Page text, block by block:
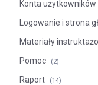
Konta użytkowników
Logowanie i strona
Materiały
Pomoc (2)
Raport (14)